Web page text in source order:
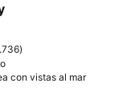
con vistas al mar